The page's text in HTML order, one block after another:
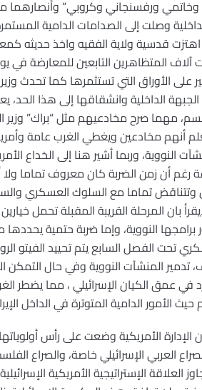
وصلت إلى الصدامات الدامية
اهتزت قدسية ولاية الفقيه واخذ حديثه
المتظاهرين التابعين للمعارضة في
على الأوراق التي تستثمرها كما تحدث
الجبهة الداخلية وانشقاقها إلى هذا
مهما صرح مخادعيهم مثل “براك” وزير
يعلم أنهم مخادعين ويغطي الغرب عامة
النووية، وربما أشير هنا إلى الخداع
رغم أن زمن الضربة كان معروف تماما
وتتناقض تماما مع السلوك العسكري
بان المرحلة القريبة المقبلة تحمل
النووية، وإما ضربة حتمية
تحت الفصل السابع يتم تحييد الفيتو
تدمير المنشآت النووية وفي حال
في عمق الكيان الإسرائيلي ، مما يضطر
حيث الأمور الدامية المتوترة في الداخل
الأمريكية وضعت على رأس
العربي الإسرائيلي خاصة، والصراع
العلاقة الإستراتيجية الأمريكية